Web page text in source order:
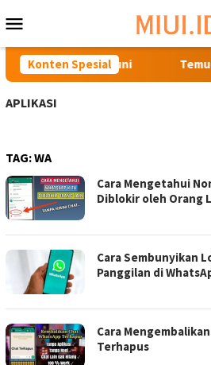
ke
kontenMobile
Konten Spesial
Spesifikasi Mumpuni
APLIKASI
TAG:WA
Cara Mengetahui
Diblokir oleh Orang
Cara Sembunyikan
Panggilan di
Cara
Terhapus